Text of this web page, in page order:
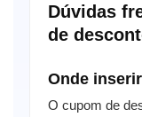
Dúvidas
de
Onde
O cupom de